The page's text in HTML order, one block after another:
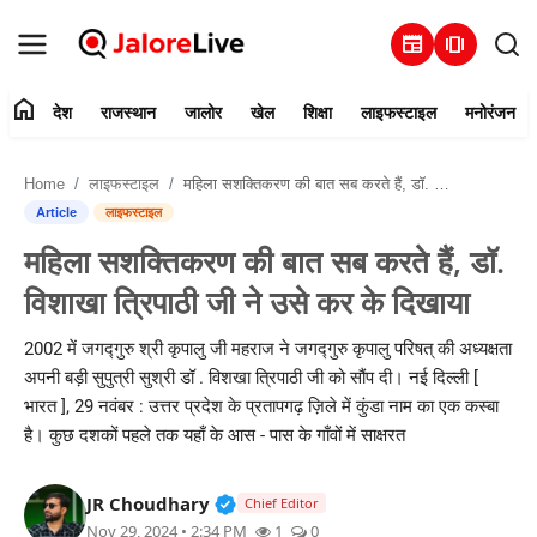
newspaper amp_stories
संपर्क करें
देश
जालोर
खेल
शिक्षा
home देश राजस्थान जालोर खेल शिक्षा लाइफस्टाइल मनोरंजन
Home लाइफस्टाइल महिला सशक्तिकरण की बात सब करते हैं, डॉ. विशाखा त्रिपाठी जी ने उसे कर के दिखाया
Article लाइफस्टाइल
महिला सशक्तिकरण की बात सब करते हैं, डॉ.
विशाखा त्रिपाठी जी ने उसे कर के दिखाया
2002 में जगद्गुरु श्री कृपालु जी महराज ने जगद्गुरु कृपालु परिषत् की अध्यक्षता
अपनी बड़ी सुपुत्री सुश्री डॉ . विशखा त्रिपाठी जी को सौंप दी। नई दिल्ली [
भारत ], 29 नवंबर : उत्तर प्रदेश के प्रतापगढ़ ज़िले में कुंडा नाम का एक कस्बा
है। कुछ दशकों पहले तक यहाँ के आस - पास के गाँवों में साक्षरत
JR Choudhary Verified Public Figure • 30 Mar,
Chief Editor
Nov 29, 2024 • 2:34 PM 1 0